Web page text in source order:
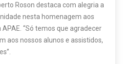
Roson destaca com alegria a
nesta homenagem aos
“Só temos que agradecer
aos nossos alunos e assistidos,